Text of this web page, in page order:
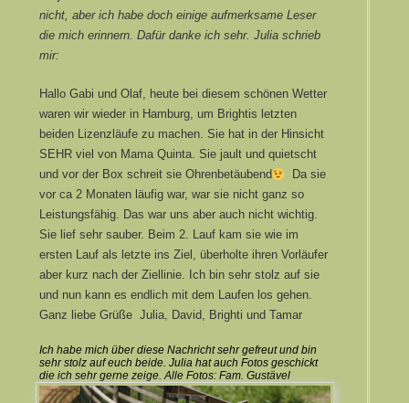
nicht, aber ich habe doch einige aufmerksame Leser
die mich erinnern. Dafür danke ich sehr. Julia schrieb
mir:
Hallo Gabi und Olaf, heute bei diesem schönen Wetter
waren wir wieder in Hamburg, um Brightis letzten
beiden Lizenzläufe zu machen. Sie hat in der Hinsicht
SEHR viel von Mama Quinta. Sie jault und quietscht
und vor der Box schreit sie Ohrenbetäubend
Da sie
vor ca 2 Monaten läufig war, war sie nicht ganz so
Leistungsfähig. Das war uns aber auch nicht wichtig.
Sie lief sehr sauber. Beim 2. Lauf kam sie wie im
ersten Lauf als letzte ins Ziel, überholte ihren Vorläufer
aber kurz nach der Ziellinie. Ich bin sehr stolz auf sie
und nun kann es endlich mit dem Laufen los gehen.
Ganz liebe Grüße Julia, David, Brighti und Tamar
Ich habe mich über diese Nachricht sehr gefreut und bin
sehr stolz auf euch beide. Julia hat auch Fotos geschickt
die ich sehr gerne zeige. Alle Fotos: Fam. Gustävel